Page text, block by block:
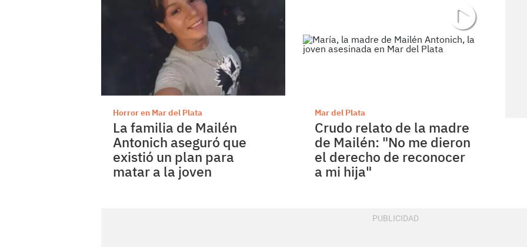
Horror en Mar del Plata
La familia de Mailén
Antonich aseguró que
existió un plan para
matar a la joven
Mar del Plata
Crudo relato de la madre
de Mailén: "No me dieron
el derecho de reconocer
a mi hija"